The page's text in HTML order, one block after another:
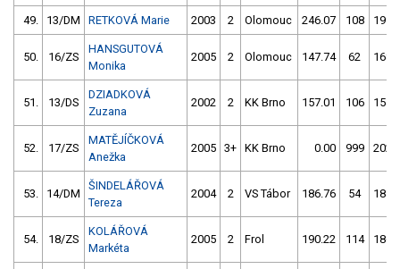
49. 13/DM RETKOVÁ Marie 2003 2 Olomouc 246.07 108
50. 16/ZS
HANSGUTOVÁ
Monika
2005 2 Olomouc 147.74 62
51. 13/DS
DZIADKOVÁ
Zuzana
2002 2 KK Brno 157.01 106
52. 17/ZS
MATĚJÍČKOVÁ
Anežka
2005 3+ KK Brno 0.00 999
53. 14/DM
ŠINDELÁŘOVÁ
Tereza
2004 2 VS Tábor 186.76 54
54. 18/ZS
KOLÁŘOVÁ
Markéta
2005 2 Frol 190.22 114